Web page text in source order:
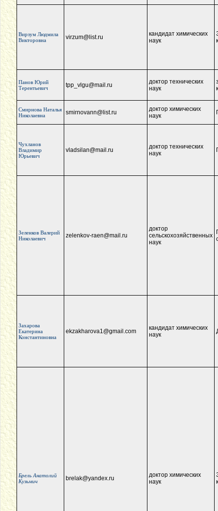
Вирзум Людмила
Викторовна
virzum@list.ru
кандидат химических
наук
Панов Юрий
Терентьевич
tpp_vlgu@mail.ru
доктор технических
наук
Смирнова Наталья
Николаевна
smirnovann@list.ru
доктор химических
наук
Чухланов
Владимир
Юрьевич
vladsilan@mail.ru
доктор технических
наук
Зеленков Валерий
Николаевич
zelenkov-raen@mail.ru
доктор
сельскохозяйственных
наук
Захарова
Екатерина
Константиновна
ekzakharova1@gmail.com
кандидат химических
наук
Брель Анатолий
Кузьмич
brelak@yandex.ru
доктор химических
наук